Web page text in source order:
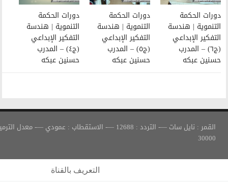
دورات الحكمة
التنموية | هندسة
التفكير الإبداعي
(ج٥) – المدرب
حسنين عبكه
دورات الحكمة
التنموية | هندسة
التفكير الإبداعي
(ج٤) – المدرب
حسنين عبكه
القمر : نايل سات —- التردد : 12688 —- الاستقطاب : عمودي —- معدل الترميز :